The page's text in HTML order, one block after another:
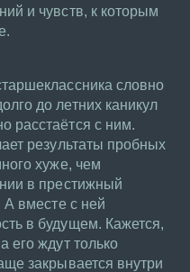
и чувств, к которым
словно
до летних каникул
расстаётся с ним.
результаты пробных
хуже, чем
в престижный
А вместе с ней
в будущем. Кажется,
его ждут только
закрывается внутри